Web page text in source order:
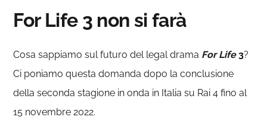
For Life 3 non si farà
Cosa sappiamo sul futuro del legal drama For Life3?
Ci poniamo questa domanda dopo la conclusione
della seconda stagione in onda in Italia su Rai 4 fino al
15 novembre 2022.